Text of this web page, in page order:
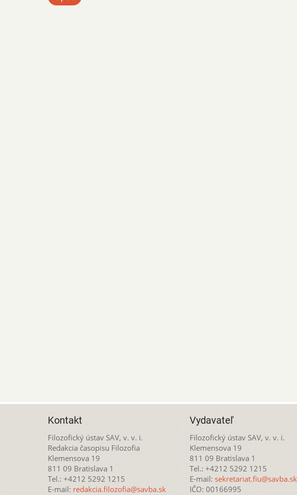
Kontakt
Filozofický ústav SAV, v. v. i.
Redakcia časopisu Filozofia
Klemensova 19
811 09 Bratislava 1
Tel.: +4212 5292 1215
E-mail: redakcia.filozofia@savba.sk
Vydavateľ
Filozofický ústav SAV, v. v. i.
Klemensova 19
811 09 Bratislava 1
Tel.: +4212 5292 1215
E-mail: sekretariat.fiu@savba.sk
IČO: 00166995